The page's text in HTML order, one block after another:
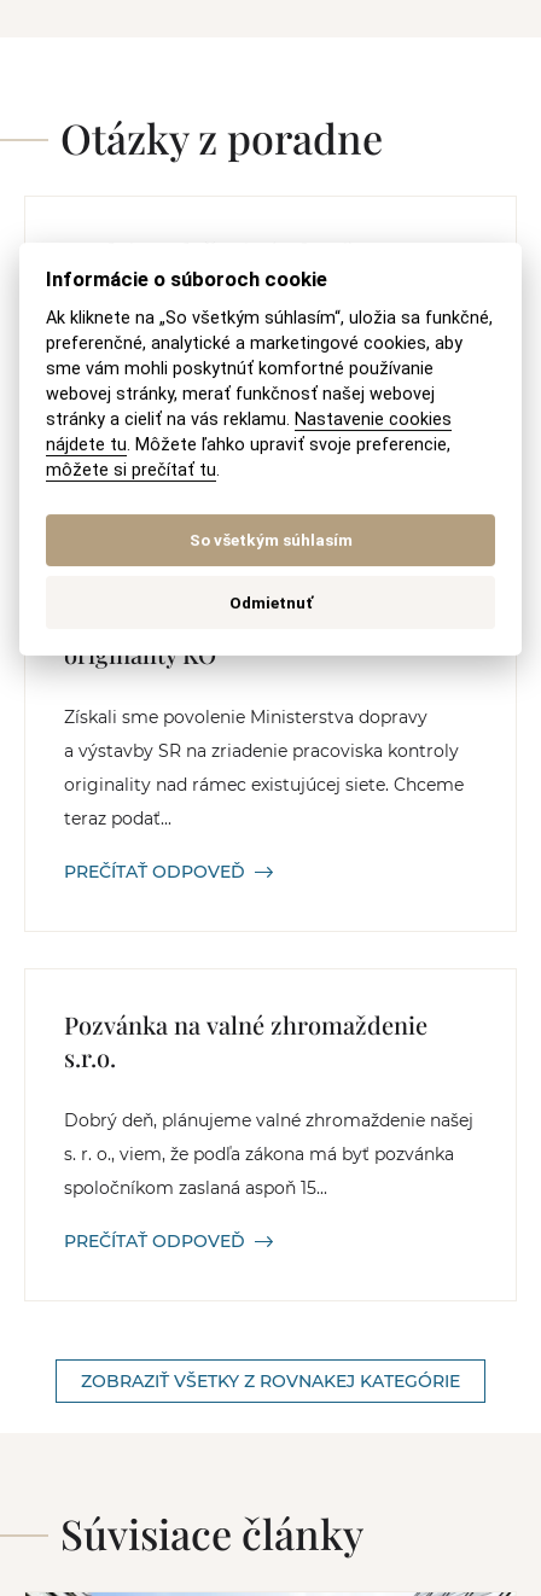
Otázky z poradne
Predaj a založenie (zubnej)
ambulancie
S predajom (nielen) zubnej ambulancie Vám
naša advokátska kancelária rada pomôže,
neváhajte ná kontaktovať na recepcia@akmv.sk
PREČÍTAŤ ODPOVEĎ
originality KO
Získali sme povolenie Ministerstva dopravy
a výstavby SR na zriadenie pracoviska kontroly
originality nad rámec existujúcej siete. Chceme
teraz podať...
PREČÍTAŤ ODPOVEĎ
Pozvánka na valné zhromaždenie
s.r.o.
Dobrý deň, plánujeme valné zhromaždenie našej
s. r. o., viem, že podľa zákona má byť pozvánka
spoločníkom zaslaná aspoň 15...
PREČÍTAŤ ODPOVEĎ
ZOBRAZIŤ VŠETKY Z ROVNAKEJ KATEGÓRIE
Súvisiace články
Informácie o súboroch cookie
Ak kliknete na „So všetkým súhlasím“, uložia sa funkčné,
preferenčné, analytické a marketingové cookies, aby
sme vám mohli poskytnúť komfortné používanie
webovej stránky, merať funkčnosť našej webovej
stránky a cieliť na vás reklamu. Nastavenie cookies
nájdete tu. Môžete ľahko upraviť svoje preferencie,
môžete si prečítať tu.
So všetkým súhlasím
Odmietnuť